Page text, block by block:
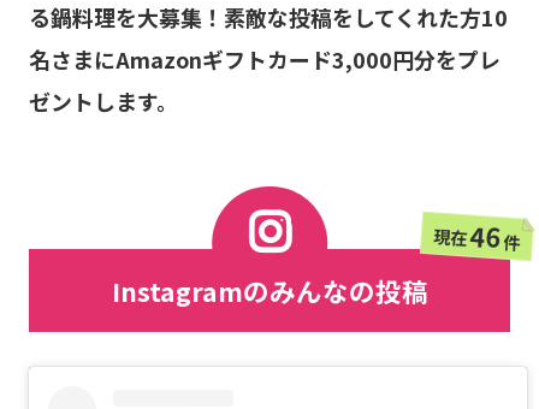
る鍋料理を大募集！素敵な投稿をしてくれた方10
名さまにAmazonギフトカード3,000円分をプレ
ゼントします。
Instagramのみんなの投稿
現在46件